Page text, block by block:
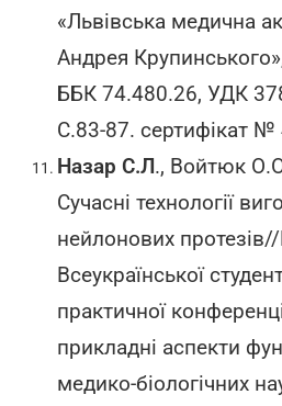
«Львівська медична
Андрея
ББК 74.480.26, УДК
С.83-87. сертифікат №
Назар С.Л., Войтюк
Сучасні технології
нейлонових протезів//
Всеукраїнської
практичної
прикладні аспекти
медико-біологічних